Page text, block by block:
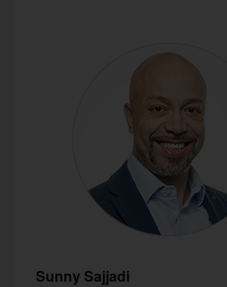
Sunny Sajjadi